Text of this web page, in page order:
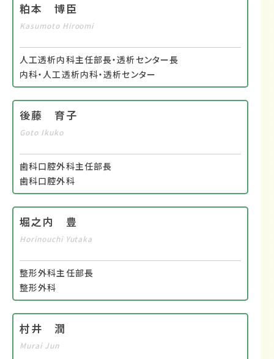
粕本 博臣
Kasumoto Hiroomi
人工透析内科主任部長・透析センター長
内科・人工透析内科・透析センター
後藤 育子
Goto Ikuko
歯科口腔外科主任部長
歯科口腔外科
堀之内 豊
Horinouchi Yutaka
整形外科主任部長
整形外科
村井 潤
Murai Jun